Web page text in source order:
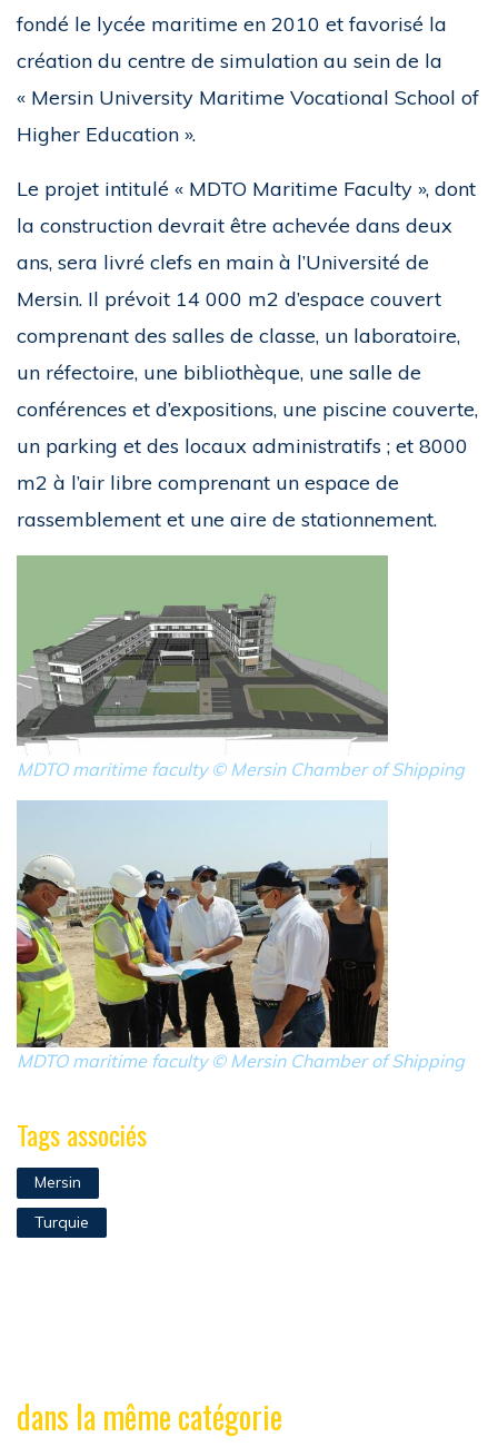
fondé le lycée maritime en 2010 et favorisé la
création du centre de simulation au sein de la
« Mersin University Maritime Vocational School of
Higher Education ».
Le projet intitulé « MDTO Maritime Faculty », dont
la construction devrait être achevée dans deux
ans, sera livré clefs en main à l’Université de
Mersin. Il prévoit 14 000 m2 d’espace couvert
comprenant des salles de classe, un laboratoire,
un réfectoire, une bibliothèque, une salle de
conférences et d’expositions, une piscine couverte,
un parking et des locaux administratifs ; et 8000
m2 à l’air libre comprenant un espace de
rassemblement et une aire de stationnement.
MDTO maritime faculty © Mersin Chamber of Shipping
MDTO maritime faculty © Mersin Chamber of Shipping
Tags associés
Mersin
Turquie
dans la même catégorie